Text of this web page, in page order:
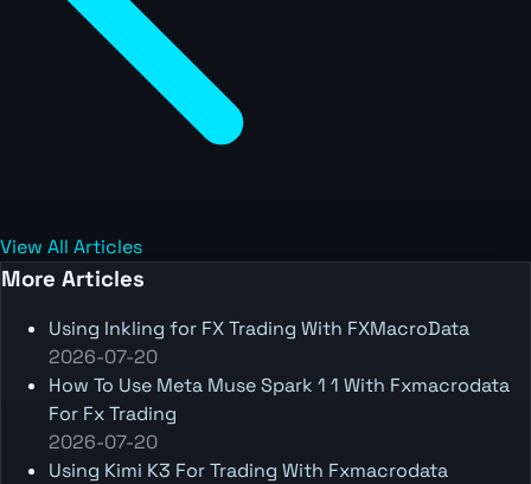
View All Articles
More Articles
Using Inkling for FX Trading With FXMacroData
2026-07-20
How To Use Meta Muse Spark 1 1 With Fxmacrodata
For Fx Trading
2026-07-20
Using Kimi K3 For Trading With Fxmacrodata